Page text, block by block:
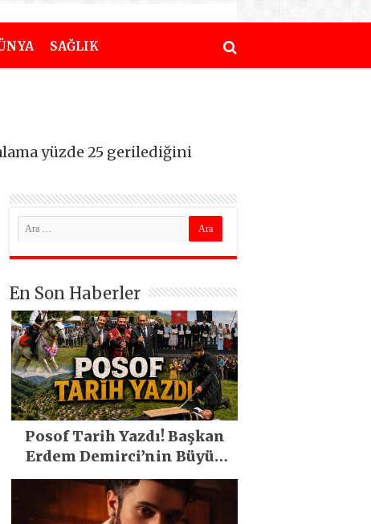
SAĞLIK
yüzde 25 gerilediğini
En Son Haberler
Posof Tarih Yazdı! Başkan
Erdem Demirci’nin Büyük
Emeğiyle Son Yılların En
Büyük Festivali Gerçekleşti